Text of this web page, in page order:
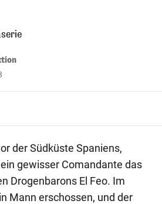
der Südküste Spaniens,
gewisser Comandante das
Drogenbarons El Feo. Im
Mann erschossen, und der